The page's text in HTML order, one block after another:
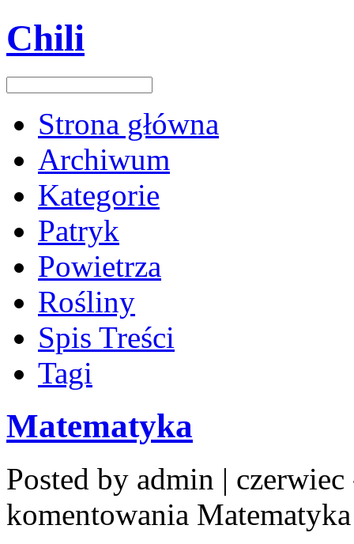
Chili
Strona główna
Archiwum
Kategorie
Patryk
Powietrza
Rośliny
Spis Treści
Tagi
Matematyka
Posted by admin |
komentowania Matematyka